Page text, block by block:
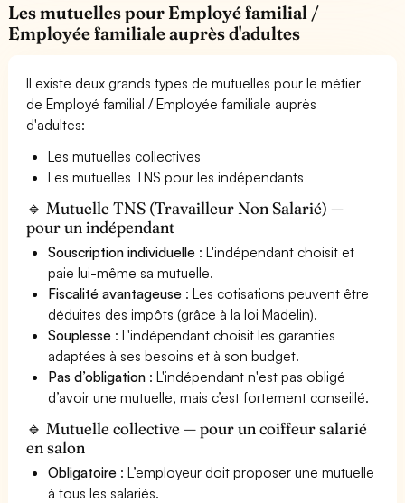
Les mutuelles pour Employé familial /
Employée familiale auprès d'adultes
Il existe deux grands types de mutuelles pour le métier
de Employé familial / Employée familiale auprès
d'adultes:
Les mutuelles collectives
Les mutuelles TNS pour les indépendants
🔹 Mutuelle TNS (Travailleur Non Salarié) —
pour un indépendant
Souscription individuelle : L'indépendant choisit et
paie lui-même sa mutuelle.
Fiscalité avantageuse : Les cotisations peuvent être
déduites des impôts (grâce à la loi Madelin).
Souplesse : L'indépendant choisit les garanties
adaptées à ses besoins et à son budget.
Pas d’obligation : L'indépendant n'est pas obligé
d’avoir une mutuelle, mais c’est fortement conseillé.
🔹 Mutuelle collective — pour un coiffeur salarié
en salon
Obligatoire : L’employeur doit proposer une mutuelle
à tous les salariés.